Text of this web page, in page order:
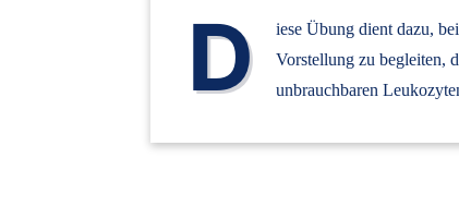
D
iese Übung dient dazu,
Vorstellung zu begleiten,
unbrauchbaren